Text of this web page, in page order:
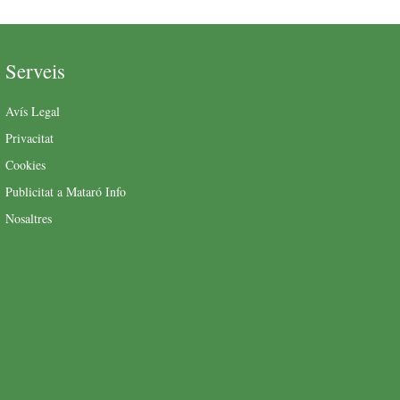
Serveis
Avís Legal
Privacitat
Cookies
Publicitat a Mataró Info
Nosaltres